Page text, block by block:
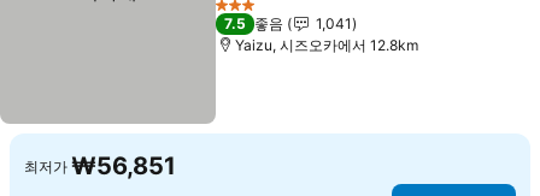
3 성급
7.5 좋음
1,041
Yaizu, 시즈오카에서 12.8km
최저가 ₩56,851